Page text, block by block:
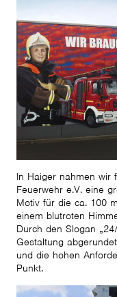
In Haiger nahmen wir
Feuerwehr e.V. eine
Motiv für die ca. 100
einem blutroten
Durch den Slogan
Gestaltung
und die hohen
Punkt.